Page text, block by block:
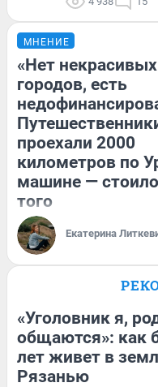
МНЕНИЕ
«Нет некрасивых
городов, есть
проехали 2000
километров по
машине — стоило
того
Екатерина
«Уголовник я,
общаются»: как
лет живет в
Рязанью